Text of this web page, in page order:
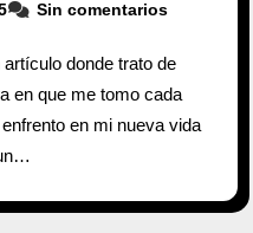
Sin comentarios
donde trato de
en que me tomo cada
en mi nueva vida